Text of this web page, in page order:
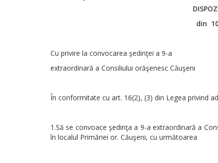
din
Cu privire la convocarea şedinţei a 9-a
extraordinară a Consiliului orăşenesc Căuşeni
În conformitate cu art. 16(2), (3) din Legea privind
1.Să se convoace şedinţa a 9-a extraordinară a
în localul Primăriei or. Căuşeni, cu următoarea